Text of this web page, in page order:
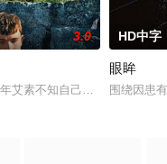
妹妹舞一起生活的照屋踊
3.0
艾素不知自己想要什么，却
HD中字
眼眸
围绕因患